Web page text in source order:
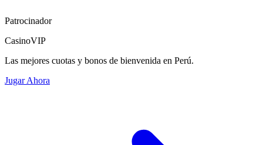
Patrocinador
CasinoVIP
Las mejores cuotas y bonos de bienvenida en Perú.
Jugar Ahora